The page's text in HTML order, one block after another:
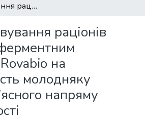
Вплив згодовування раціонів збагачених ферментним препаратом Rovabio на продуктивність молодняку перепелів м’ясного напряму продуктивності
раціонів
на
молодняку
напряму